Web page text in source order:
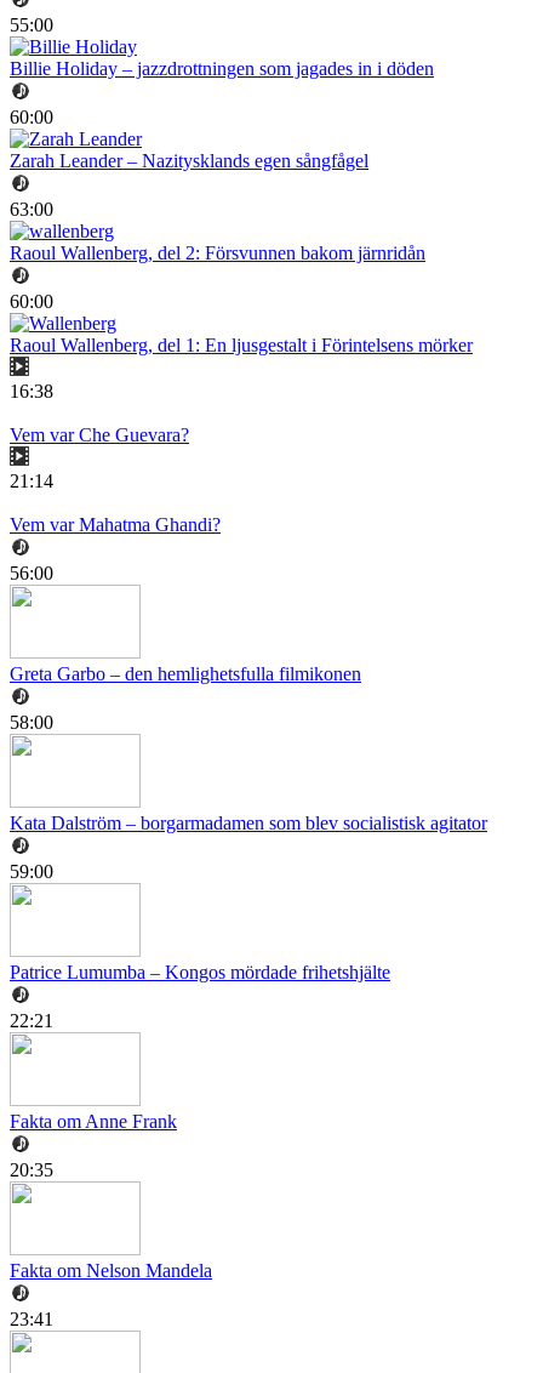
55:00
Billie Holiday – jazzdrottningen som jagades in i döden
60:00
Zarah Leander – Nazitysklands egen sångfågel
63:00
Raoul Wallenberg, del 2: Försvunnen bakom järnridån
60:00
Raoul Wallenberg, del 1: En ljusgestalt i Förintelsens mörker
16:38
Vem var Che Guevara?
21:14
Vem var Mahatma Ghandi?
56:00
Greta Garbo – den hemlighetsfulla filmikonen
58:00
Kata Dalström – borgarmadamen som blev socialistisk agitator
59:00
Patrice Lumumba – Kongos mördade frihetshjälte
22:21
Fakta om Anne Frank
20:35
Fakta om Nelson Mandela
23:41